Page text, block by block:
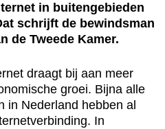
in buitengebieden
schrijft de bewindsman
de Tweede Kamer.
draagt bij aan meer
groei. Bijna alle
in Nederland hebben al
In